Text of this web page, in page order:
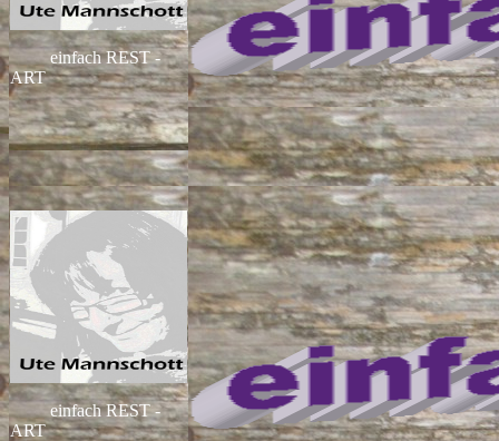
einfach REST -
ART
einfach REST -
ART